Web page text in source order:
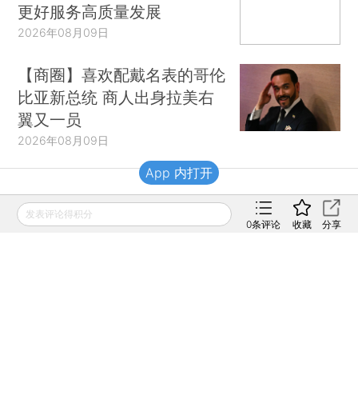
更好服务高质量发展
2026年08月09日
【商圈】喜欢配戴名表的哥伦
比亚新总统 商人出身拉美右
翼又一员
2026年08月09日
财新移动
发表评论得积分
0条评论 收藏 分享
App 内打开